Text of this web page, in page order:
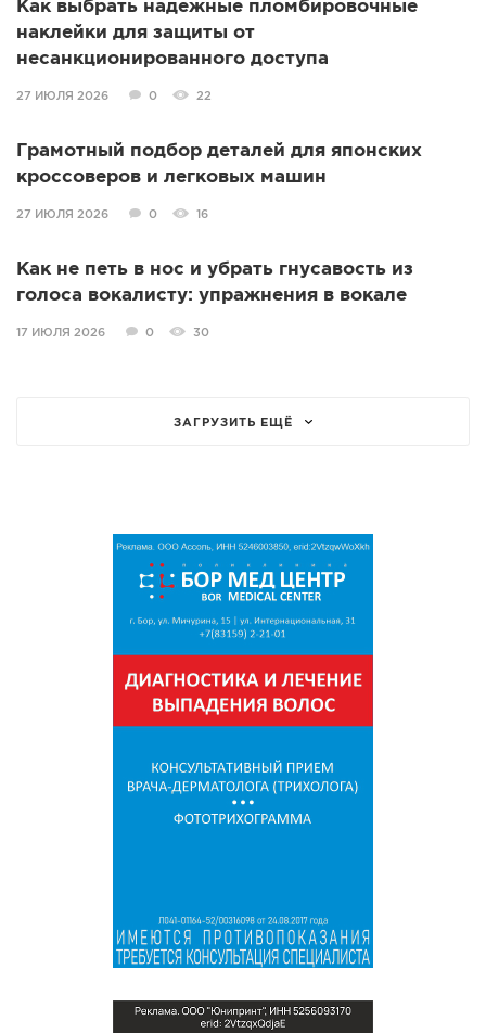
Как выбрать надежные пломбировочные
наклейки для защиты от
несанкционированного доступа
27 ИЮЛЯ 2026 0 22
Грамотный подбор деталей для японских
кроссоверов и легковых машин
27 ИЮЛЯ 2026 0 16
Как не петь в нос и убрать гнусавость из
голоса вокалисту: упражнения в вокале
17 ИЮЛЯ 2026 0 30
ЗАГРУЗИТЬ ЕЩЁ